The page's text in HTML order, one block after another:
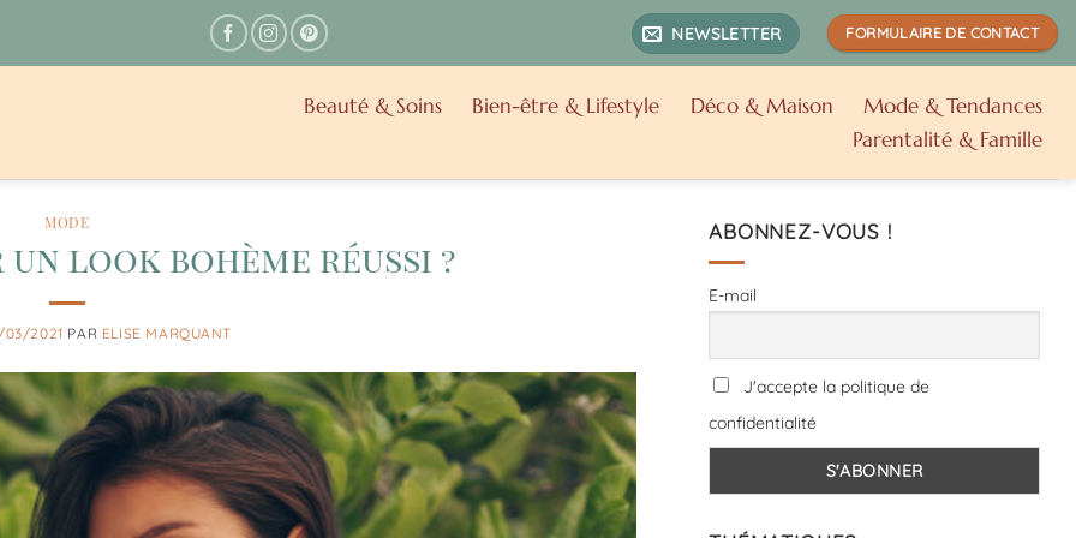
NEWSLETTER FORMULAIRE DE CONTACT
Beauté & Soins Bien-être & Lifestyle Déco & Maison
Mode & Tendances
Parentalité & Famille
MODE
look bohème réussi ?
2021 PAR ELISE MARQUANT
ABONNEZ-VOUS !
E-mail
J'accepte la politique de
confidentialité